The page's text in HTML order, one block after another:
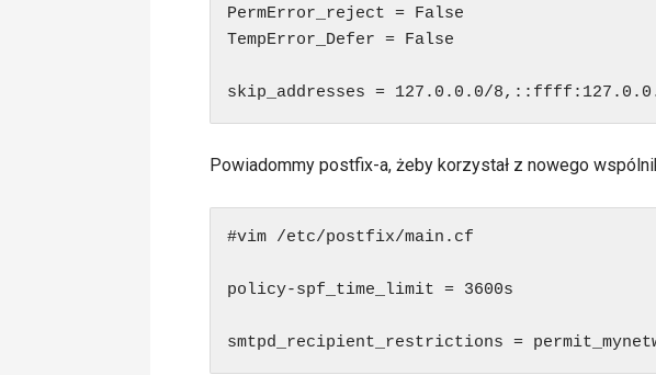
PermError_reject = False
TempError_Defer = False
Powiadommy postfix-a, żeby korzystał z nowego
#vim /etc/postfix/main.cf
policy-spf_time_limit = 3600s
smtpd_recipient_restrictions =